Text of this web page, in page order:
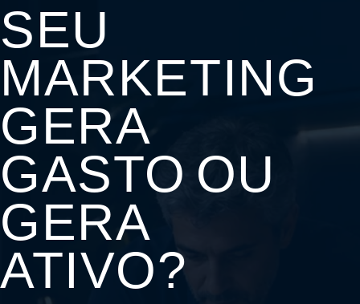
SEU
MARKETING
GERA
GASTO OU
GERA
ATIVO?